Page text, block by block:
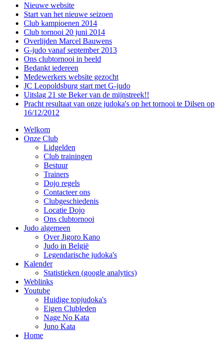
Nieuwe website
Start van het nieuwe seizoen
Club kampioenen 2014
Club tornooi 20 juni 2014
Overlijden Marcel Bauwens
G-judo vanaf september 2013
Ons clubtornooi in beeld
Bedankt iedereen
Medewerkers website gezocht
JC Leopoldsburg start met G-judo
Uitslag 21 ste Beker van de mijnstreek!!
Pracht resultaat van onze judoka's op het tornooi te Dilsen op
16/12/2012
Welkom
Onze Club
Lidgelden
Club trainingen
Bestuur
Trainers
Dojo regels
Contacteer ons
Clubgeschiedenis
Locatie Dojo
Ons clubtornooi
Judo algemeen
Over Jigoro Kano
Judo in België
Legendarische judoka's
Kalender
Statistieken (google analytics)
Weblinks
Youtube
Huidige topjudoka's
Eigen Clubleden
Nage No Kata
Juno Kata
Home